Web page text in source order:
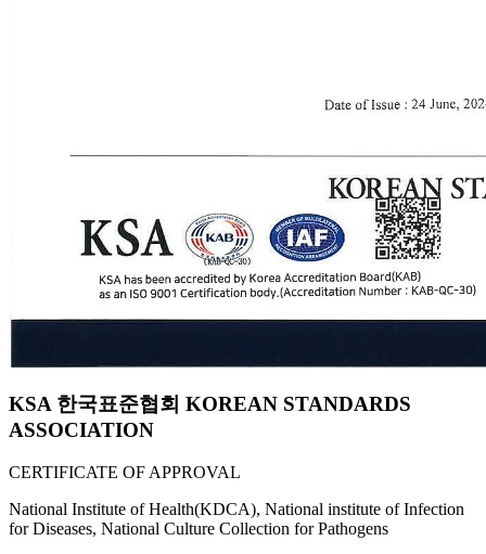
KSA 한국표준협회 KOREAN STANDARDS
ASSOCIATION
CERTIFICATE OF APPROVAL
National Institute of Health(KDCA), National institute of Infection
for Diseases, National Culture Collection for Pathogens